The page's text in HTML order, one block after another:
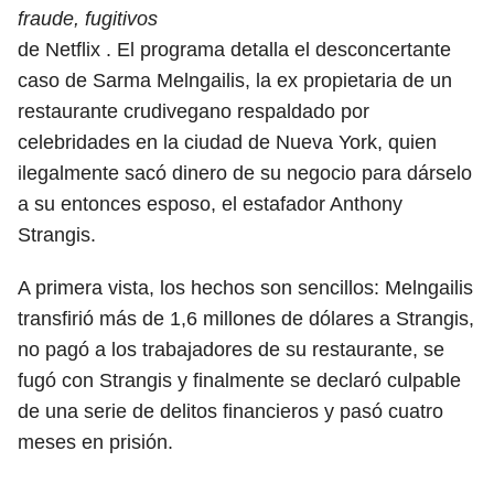
fraude, fugitivos
de Netflix . El programa detalla el desconcertante
caso de Sarma Melngailis, la ex propietaria de un
restaurante crudivegano respaldado por
celebridades en la ciudad de Nueva York, quien
ilegalmente sacó dinero de su negocio para dárselo
a su entonces esposo, el estafador Anthony
Strangis.
A primera vista, los hechos son sencillos: Melngailis
transfirió más de 1,6 millones de dólares a Strangis,
no pagó a los trabajadores de su restaurante, se
fugó con Strangis y finalmente se declaró culpable
de una serie de delitos financieros y pasó cuatro
meses en prisión.